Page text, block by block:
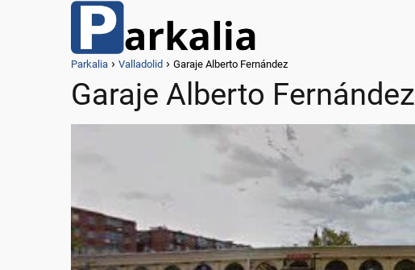
Parkalia Valladolid Garaje Alberto Fernández
Garaje Alberto Fernández